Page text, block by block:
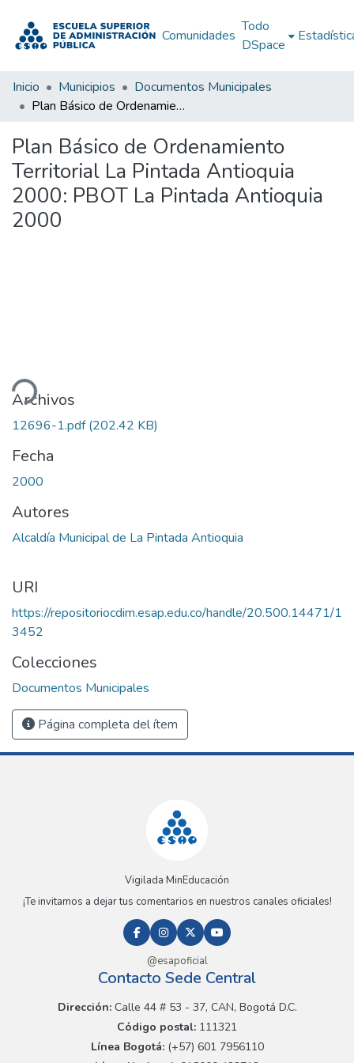
Comunidades
Todo
DSpace
Inicio Municipios
Documentos Municipales
Plan Básico de Ordenamiento Territorial La Pintada Antioquia 2000: PBOT La Pintada Antioquia 2000
Plan Básico de Ordenamiento
Territorial La Pintada Antioquia
2000: PBOT La Pintada Antioquia
2000
Archivos
12696-1.pdf(202.42 KB)
Fecha
2000
Autores
Alcaldía Municipal de La Pintada Antioquia
URI
https://repositoriocdim.esap.edu.co/handle/20.500.14471/1
3452
Colecciones
Documentos Municipales
Página completa del ítem
Vigilada MinEducación
¡Te invitamos a dejar tus comentarios en nuestros canales oficiales!
@esapoficial
Contacto Sede Central
Dirección:Calle 44 # 53 - 37, CAN, Bogotá D.C.
Código postal: 111321
Línea Bogotá:(+57) 601 7956110